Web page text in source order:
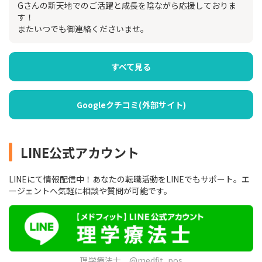
Gさんの新天地でのご活躍と成長を陰ながら応援しておりま
す！
またいつでも御連絡くださいませ。
すべて見る
Googleクチコミ(外部サイト)
LINE公式アカウント
LINEにて情報配信中！あなたの転職活動をLINEでもサポート。エ
ージェントへ気軽に相談や質問が可能です。